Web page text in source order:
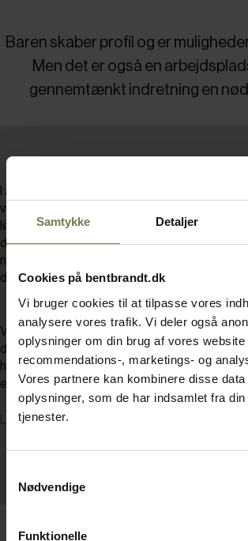
Samtykke Detaljer
Cookies på bentbrandt.dk
Vi bruger cookies til at tilpasse vores
analysere vores trafik. Vi deler også
oplysninger om din brug af vores
recommendations-, marketings- og
Vores partnere kan kombinere disse
oplysninger, som de har indsamlet fra
tjenester.
Nødvendige
Funktionelle
Baren skaber profil og er
Men det er også en
gennemtænkt indretning en
I årtier har vi bygget barer for professionelle
viden til os om arbejdet bag disken, og vi har
løsninger, der opfylder kravene til et hektisk
disken. Vi har lært, hvad der kræves, og vi har
netværk af leverandører,
der har produkterne til både den lille og den
Vi har modulløsninger på køl, og alt dét
det daglige på lager. Vi har de maskiner, der
hverdagen lettere, og vi designer baren efter
er fremtidssikret, solid og elegant.
Læs temasiderne her.